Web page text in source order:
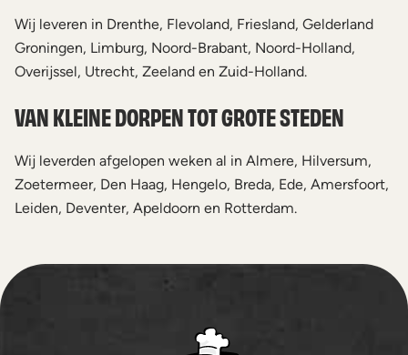
Wij leveren in Drenthe, Flevoland, Friesland, Gelderland
Groningen, Limburg, Noord-Brabant, Noord-Holland,
Overijssel, Utrecht, Zeeland en Zuid-Holland.
VAN KLEINE DORPEN TOT GROTE STEDEN
Wij leverden afgelopen weken al in Almere, Hilversum,
Zoetermeer, Den Haag, Hengelo, Breda, Ede, Amersfoort,
Leiden, Deventer, Apeldoorn en Rotterdam.